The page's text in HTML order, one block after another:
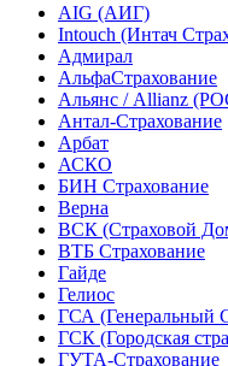
AIG (АИГ)
Intouch (Интач
Адмирал
АльфаСтрахование
Альянс / Allianz
Антал-Страхование
Арбат
АСКО
БИН Страхование
Верна
ВСК (Страховой
ВТБ Страхование
Гайде
Гелиос
ГСА (Генеральный
ГСК (Городская
ГУТА-Страхование